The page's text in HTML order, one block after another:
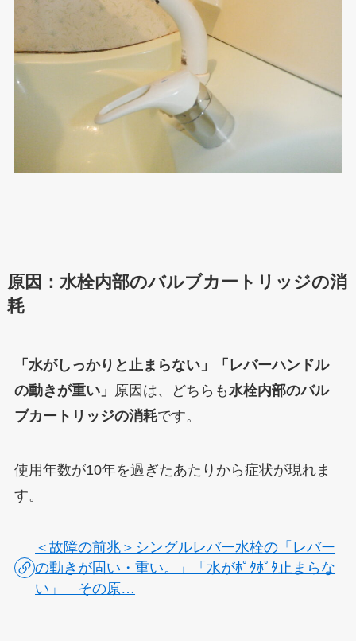
原因：水栓内部のバルブカートリッジの消
耗
「水がしっかりと止まらない」「レバーハンドル
の動きが重い」 原因は、どちらも水栓内部のバル
ブカートリッジの消耗です。
使用年数が10年を過ぎたあたりから症状が現れま
す。
＜故障の前兆＞シングルレバー水栓の「レバー
の動きが固い・重い。」「水がﾎﾟﾀﾎﾟﾀ止まらな
い」 その原…